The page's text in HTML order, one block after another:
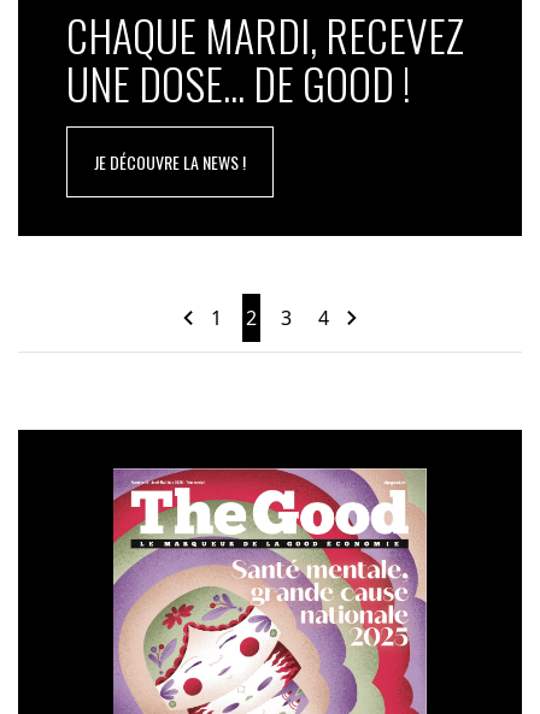
CHAQUE MARDI, RECEVEZ
UNE DOSE... DE GOOD !
JE DÉCOUVRE LA NEWS !
1 2 3 4